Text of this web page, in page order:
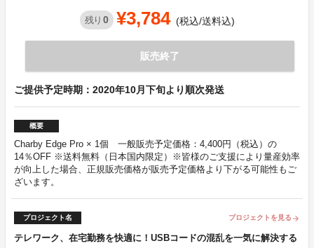
残り 0 ¥3,784 (税込/送料込)
販売終了
ご提供予定時期：2020年10月下旬より順次発送
概要
Charby Edge Pro × 1個 一般販売予定価格：4,400円（税込）の
14％OFF ※送料無料（日本国内限定）※皆様のご支援により量産効率
が向上した場合、正規販売価格が販売予定価格より下がる可能性もご
ざいます。
プロジェクト名 プロジェクトを見る arrow_forward
テレワーク、在宅勤務を快適に！USBコードの混乱を一気に解決する